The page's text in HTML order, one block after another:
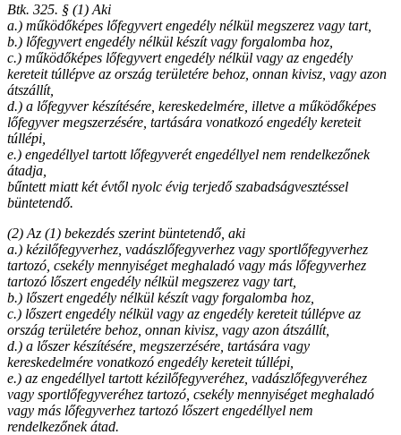
Btk. 325. § (1) Aki
a.) működőképes lőfegyvert engedély nélkül megszerez vagy tart,
b.) lőfegyvert engedély nélkül készít vagy forgalomba hoz,
c.) működőképes lőfegyvert engedély nélkül vagy az engedély
kereteit túllépve az ország területére behoz, onnan kivisz, vagy azon
átszállít,
d.) a lőfegyver készítésére, kereskedelmére, illetve a működőképes
lőfegyver megszerzésére, tartására vonatkozó engedély kereteit
túllépi,
e.) engedéllyel tartott lőfegyverét engedéllyel nem rendelkezőnek
átadja,
bűntett miatt két évtől nyolc évig terjedő szabadságvesztéssel
büntetendő.
(2) Az (1) bekezdés szerint büntetendő, aki
a.) kézilőfegyverhez, vadászlőfegyverhez vagy sportlőfegyverhez
tartozó, csekély mennyiséget meghaladó vagy más lőfegyverhez
tartozó lőszert engedély nélkül megszerez vagy tart,
b.) lőszert engedély nélkül készít vagy forgalomba hoz,
c.) lőszert engedély nélkül vagy az engedély kereteit túllépve az
ország területére behoz, onnan kivisz, vagy azon átszállít,
d.) a lőszer készítésére, megszerzésére, tartására vagy
kereskedelmére vonatkozó engedély kereteit túllépi,
e.) az engedéllyel tartott kézilőfegyveréhez, vadászlőfegyveréhez
vagy sportlőfegyveréhez tartozó, csekély mennyiséget meghaladó
vagy más lőfegyverhez tartozó lőszert engedéllyel nem
rendelkezőnek átad.